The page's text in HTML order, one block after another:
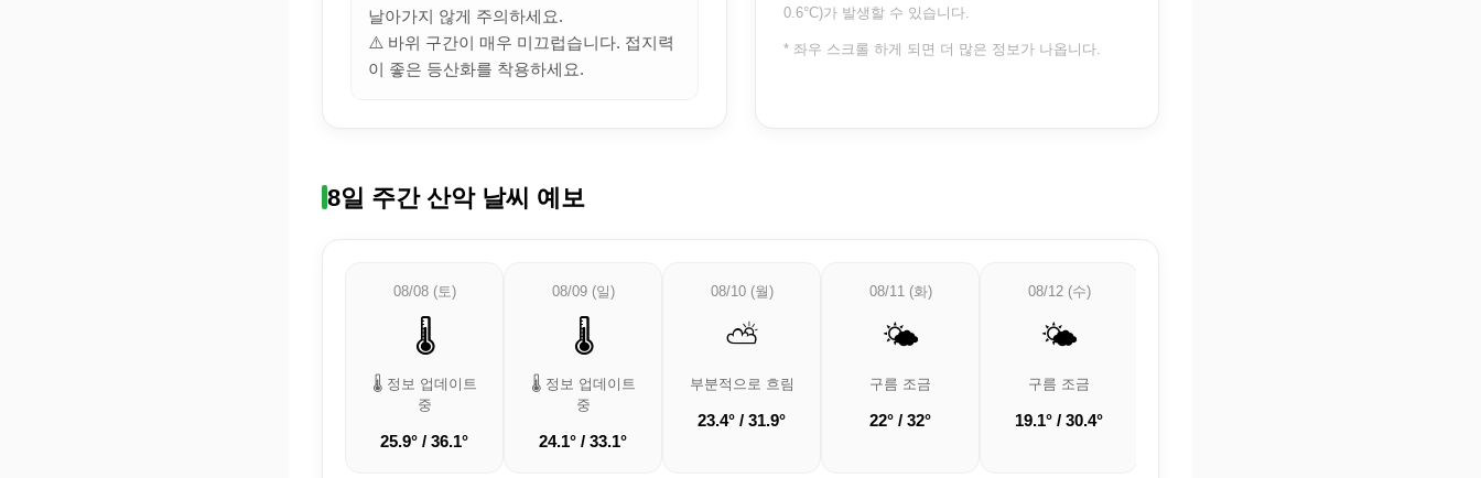
날아가지 않게 주의하세요.
⚠️ 바위 구간이 매우 미끄럽습니다. 접지력
이 좋은 등산화를 착용하세요.
0.6°C)가 발생할 수 있습니다.
* 좌우 스크롤 하게 되면 더 많은 정보가 나옵니다.
8일 주간 산악 날씨 예보
08/08 (토)
🌡️
🌡️ 정보 업데이트
중
25.9° / 36.1°
08/09 (일)
🌡️
🌡️ 정보 업데이트
중
24.1° / 33.1°
08/10 (월)
⛅
부분적으로 흐림
23.4° / 31.9°
08/11 (화)
🌤️
구름 조금
22° / 32°
08/12 (수)
🌤️
구름 조금
19.1° / 30.4°